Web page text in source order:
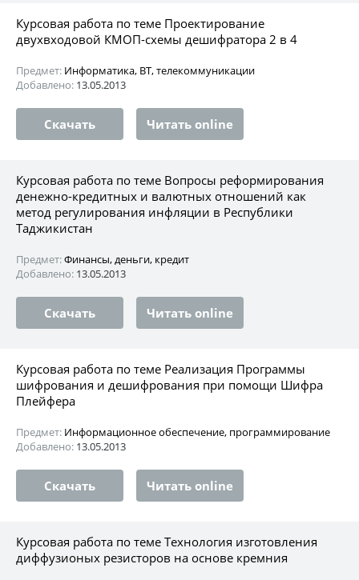
Курсовая работа по теме Проектирование
двухвходовой КМОП-схемы дешифратора 2 в 4
Предмет: Информатика, ВТ, телекоммуникации
Добавлено: 13.05.2013
Скачать Читать online
Курсовая работа по теме Вопросы реформирования
денежно-кредитных и валютных отношений как
метод регулирования инфляции в Республики
Таджикистан
Предмет:Финансы, деньги, кредит
Добавлено: 13.05.2013
Скачать Читать online
Курсовая работа по теме Реализация Программы
шифрования и дешифрования при помощи Шифра
Плейфера
Предмет: Информационное обеспечение, программирование
Добавлено: 13.05.2013
Скачать Читать online
Курсовая работа по теме Технология изготовления
диффузионых резисторов на основе кремния